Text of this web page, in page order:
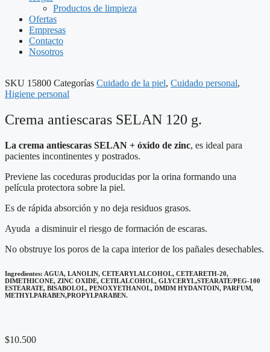
Productos de limpieza
Ofertas
Empresas
Contacto
Nosotros
SKU 15800 Categorías Cuidado de la piel, Cuidado personal,
Higiene personal
Crema antiescaras SELAN 120 g.
La crema antiescaras SELAN + óxido de zinc, es ideal para
pacientes incontinentes y postrados.
Previene las coceduras producidas por la orina formando una
película protectora sobre la piel.
Es de rápida absorción y no deja residuos grasos.
Ayuda a disminuir el riesgo de formación de escaras.
No obstruye los poros de la capa interior de los pañales desechables.
Ingredientes: AGUA, LANOLIN, CETEARYLALCOHOL, CETEARETH-20,
DIMETHICONE, ZINC OXIDE, CETILALCOHOL, GLYCERYL,STEARATE/PEG-100
ESTEARATE, BISABOLOL, PENOXYETHANOL, DMDM HYDANTOIN, PARFUM,
METHYLPARABEN,PROPYLPARABEN.
$10.500